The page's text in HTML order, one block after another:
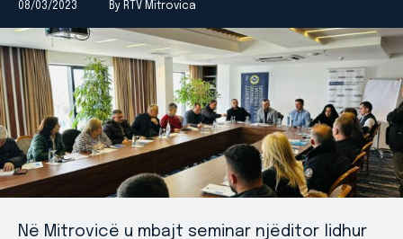
08/03/2023 By RTV Mitrovica
Në Mitrovicë u mbajt seminar njëditor lidhur